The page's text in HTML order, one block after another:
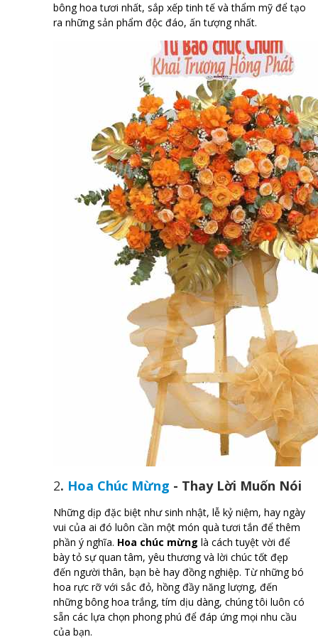
bông hoa tươi nhất, sắp xếp tinh tế và thẩm mỹ để tạo
ra những sản phẩm độc đáo, ấn tượng nhất.
2. Hoa Chúc Mừng - Thay Lời Muốn Nói
Những dịp đặc biệt như sinh nhật, lễ kỷ niệm, hay ngày
vui của ai đó luôn cần một món quà tươi tắn để thêm
phần ý nghĩa. Hoa chúc mừng là cách tuyệt vời để
bày tỏ sự quan tâm, yêu thương và lời chúc tốt đẹp
đến người thân, bạn bè hay đồng nghiệp. Từ những bó
hoa rực rỡ với sắc đỏ, hồng đầy năng lượng, đến
những bông hoa trắng, tím dịu dàng, chúng tôi luôn có
sẵn các lựa chọn phong phú để đáp ứng mọi nhu cầu
của bạn.